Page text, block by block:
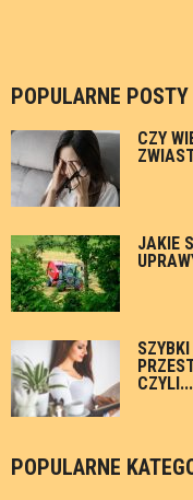
POPULARNE POSTY
CZY
JAKIE
CZYLI...
POPULARNE